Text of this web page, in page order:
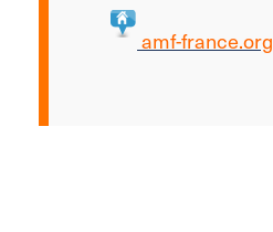
amf-france.org